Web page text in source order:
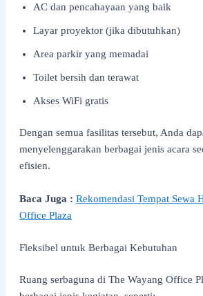
AC dan pencahayaan yang baik
Layar proyektor (jika dibutuhkan)
Area parkir yang memadai
Toilet bersih dan terawat
Akses WiFi gratis
Dengan semua fasilitas tersebut, Anda
menyelenggarakan berbagai jenis acara
efisien.
Baca Juga : Rekomendasi Tempat Sewa
Office Plaza
Fleksibel untuk Berbagai Kebutuhan
Ruang serbaguna di The Wayang Office